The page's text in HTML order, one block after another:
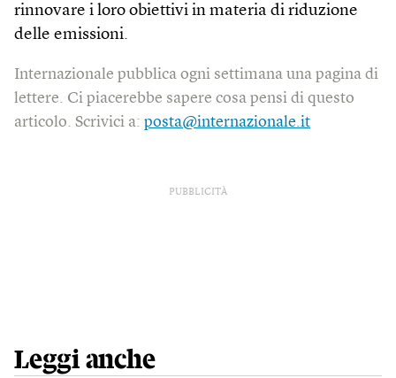
rinnovare i loro obiettivi in materia di riduzione
delle emissioni.
Internazionale pubblica ogni settimana una pagina di
lettere. Ci piacerebbe sapere cosa pensi di questo
articolo. Scrivici a: posta@internazionale.it
PUBBLICITÀ
Leggi anche